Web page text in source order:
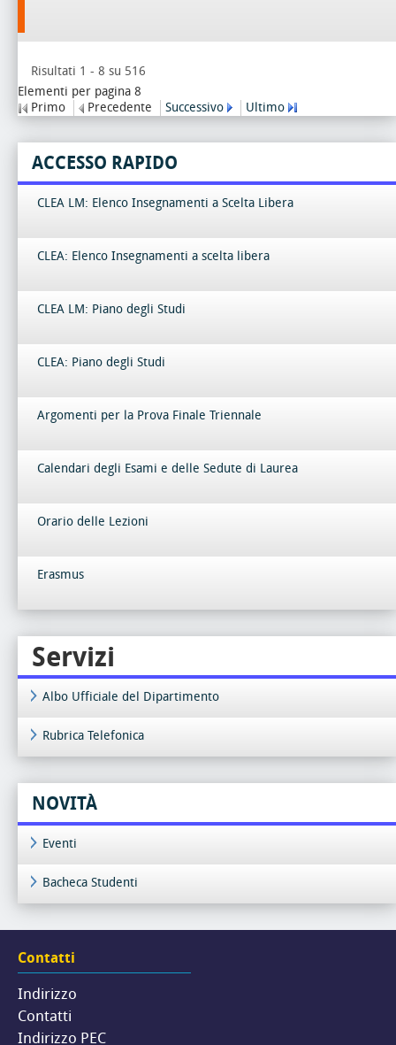
Risultati 1 - 8 su 516
Elementi per pagina 8
Primo
Precedente Successivo Ultimo
ACCESSO RAPIDO
CLEA LM: Elenco Insegnamenti a Scelta Libera
CLEA: Elenco Insegnamenti a scelta libera
CLEA LM: Piano degli Studi
CLEA: Piano degli Studi
Argomenti per la Prova Finale Triennale
Calendari degli Esami e delle Sedute di Laurea
Orario delle Lezioni
Erasmus
Servizi
Albo Ufficiale del Dipartimento
Rubrica Telefonica
NOVITÀ
Eventi
Bacheca Studenti
Contatti
Indirizzo
Contatti
Indirizzo PEC